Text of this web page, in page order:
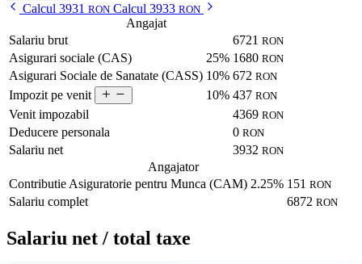
Calcul 3931 RON Calcul 3933 RON
Angajat
Salariu brut
6721 RON
Asigurari sociale (CAS) 25% 1680 RON
Asigurari Sociale de Sanatate (CASS) 10% 672 RON
Impozit pe venit 10% 437 RON
Venit impozabil 4369 RON
Deducere personala 0 RON
Salariu net 3932 RON
Angajator
Contributie Asiguratorie pentru Munca (CAM) 2.25% 151 RON
Salariu complet 6872 RON
Salariu net / total taxe